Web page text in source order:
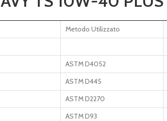
Metodo Utilizzato
ASTM D4052
ASTM D445
ASTM D2270
ASTM D93